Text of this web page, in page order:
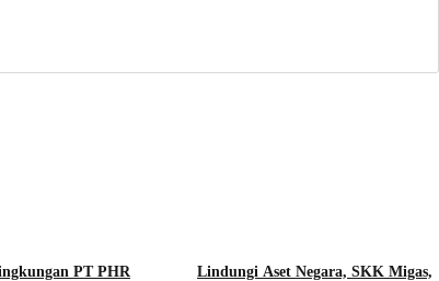
PT PHR
Lindungi Aset Negara, SKK Migas,